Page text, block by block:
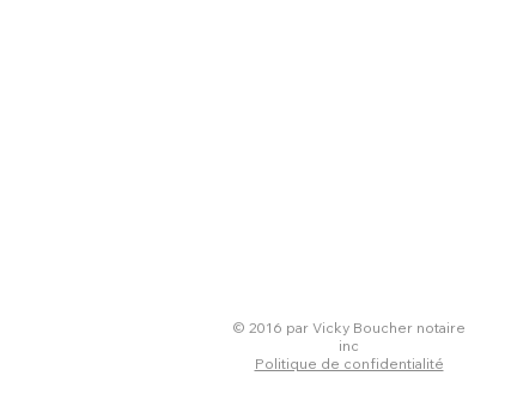
​​​​© 2016 par Vicky Boucher notaire
inc
Politique de confidentialité